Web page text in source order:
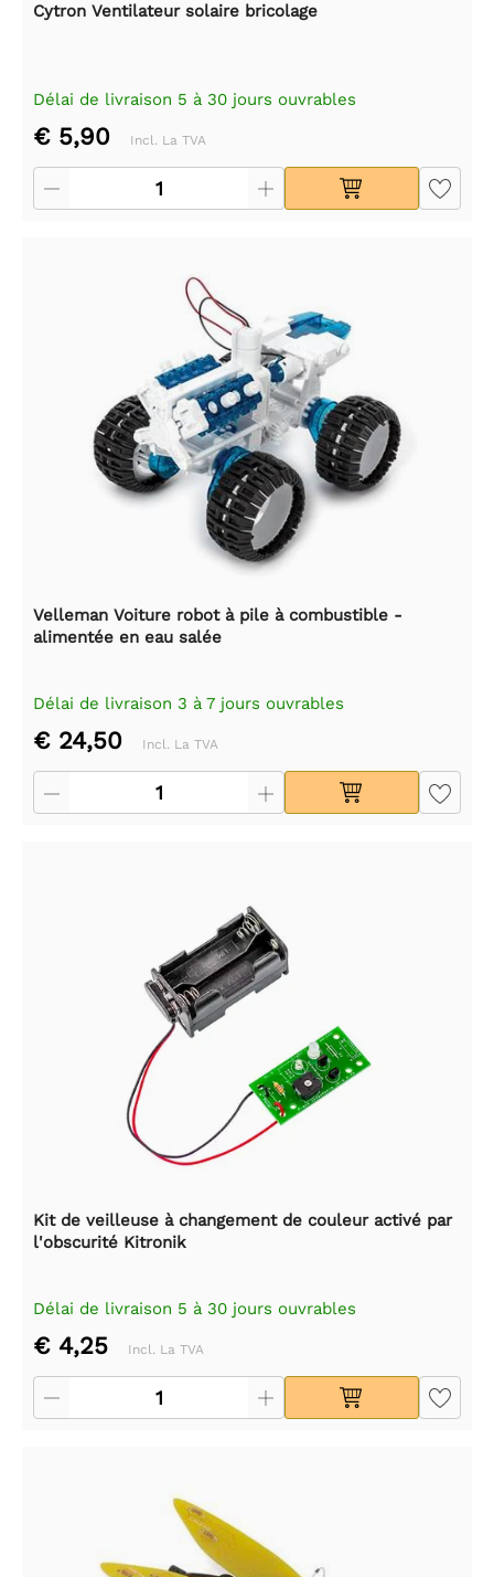
Cytron Ventilateur solaire bricolage
Délai de livraison 5 à 30 jours ouvrables
€ 5,90 Incl. La TVA
Velleman Voiture robot à pile à combustible -
alimentée en eau salée
Délai de livraison 3 à 7 jours ouvrables
€ 24,50 Incl. La TVA
Kit de veilleuse à changement de couleur activé par
l'obscurité Kitronik
Délai de livraison 5 à 30 jours ouvrables
€ 4,25 Incl. La TVA